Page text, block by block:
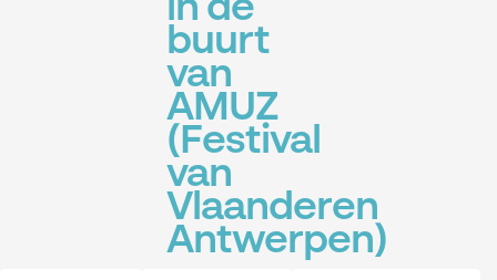
in de
buurt
van
AMUZ
(Festival
van
Vlaanderen
Antwerpen)